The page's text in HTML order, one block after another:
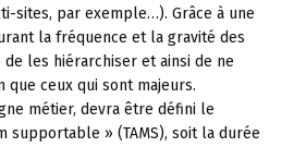
sites, par exemple…). Grâce à une
la fréquence et la gravité des
les hiérarchiser et ainsi de ne
que ceux qui sont majeurs.
métier, devra être défini le
supportable » (TAMS), soit la durée